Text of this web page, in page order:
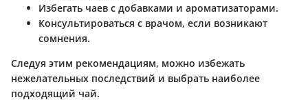
Избегать чаев с добавками и ароматизаторами.
Консультироваться с врачом, если возникают
сомнения.
Следуя этим рекомендациям, можно избежать
нежелательных последствий и выбрать наиболее
подходящий чай.